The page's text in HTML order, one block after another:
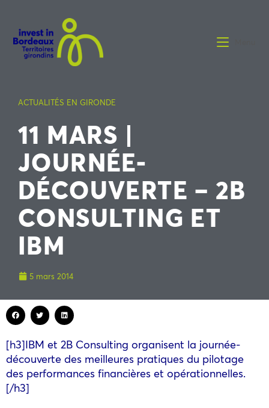
ACTUALITÉS EN GIRONDE
11 MARS |
JOURNÉE-
DÉCOUVERTE – 2B
CONSULTING ET
IBM
5 mars 2014
[h3]IBM et 2B Consulting organisent la journée-
découverte des meilleures pratiques du pilotage
des performances financières et opérationnelles.
[/h3]